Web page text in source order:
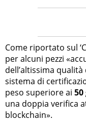
Come riportato sul
per alcuni pezzi
dell’altissima
sistema di
peso superiore ai
una doppia verifica
blockchain».